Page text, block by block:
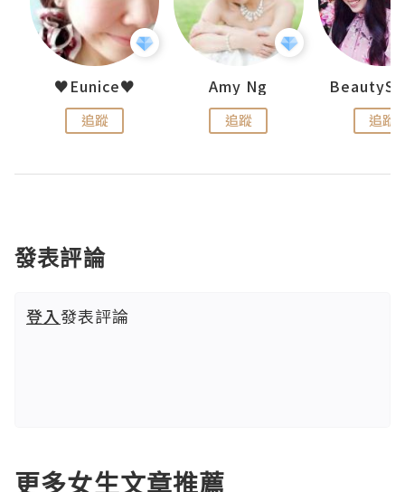
♥Eunice♥
追蹤
Amy Ng
追蹤 追蹤
發表評論
登入發表評論
更多女生文章推薦